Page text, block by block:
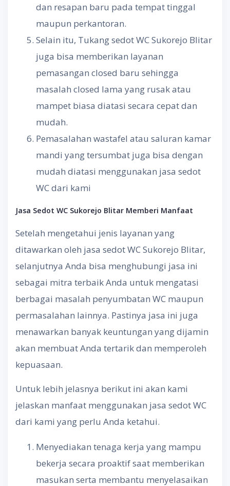
dan resapan baru pada tempat tinggal
maupun perkantoran.
Selain itu, Tukang sedot WC Sukorejo Blitar
juga bisa memberikan layanan
pemasangan closed baru sehingga
masalah closed lama yang rusak atau
mampet biasa diatasi secara cepat dan
mudah.
Pemasalahan wastafel atau saluran kamar
mandi yang tersumbat juga bisa dengan
mudah diatasi menggunakan jasa sedot
WC dari kami
Jasa Sedot WC Sukorejo Blitar Memberi Manfaat
Setelah mengetahui jenis layanan yang
ditawarkan oleh jasa sedot WC Sukorejo Blitar,
selanjutnya Anda bisa menghubungi jasa ini
sebagai mitra terbaik Anda untuk mengatasi
berbagai masalah penyumbatan WC maupun
permasalahan lainnya. Pastinya jasa ini juga
menawarkan banyak keuntungan yang dijamin
akan membuat Anda tertarik dan memperoleh
kepuasaan.
Untuk lebih jelasnya berikut ini akan kami
jelaskan manfaat menggunakan jasa sedot WC
dari kami yang perlu Anda ketahui.
Menyediakan tenaga kerja yang mampu
bekerja secara proaktif saat memberikan
masukan serta membantu menyelasaikan